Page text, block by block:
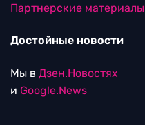
Партнерские материалы
Достойные новости
Мы в Дзен.Новостях
и Google.News